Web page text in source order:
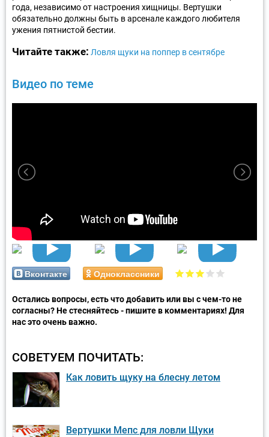
года, независимо от настроения хищницы. Вертушки
обязательно должны быть в арсенале каждого любителя
ужения пятнистой бестии.
Читайте также: Ловля щуки на поппер в сентябре
Видео по теме
Вконтакте Одноклассники
Остались вопросы, есть что добавить или вы с чем-то не
согласны? Не стесняйтесь - пишите в комментариях! Для
нас это очень важно.
СОВЕТУЕМ ПОЧИТАТЬ:
Как ловить щуку на блесну летом
Вертушки Мепс для ловли Щуки